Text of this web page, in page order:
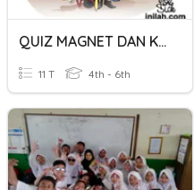
QUIZ MAGNET DAN KELISTRIKAN
11 T 4th - 6th